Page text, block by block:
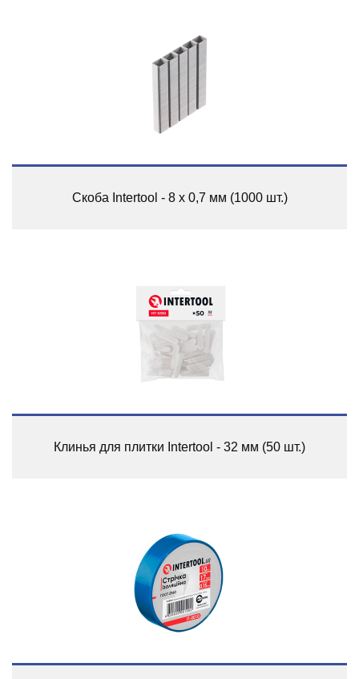
Скоба Intertool - 8 х 0,7 мм (1000 шт.)
Клинья для плитки Intertool - 32 мм (50 шт.)